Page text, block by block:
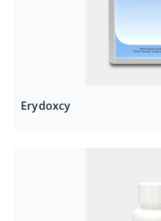
Erydoxcy